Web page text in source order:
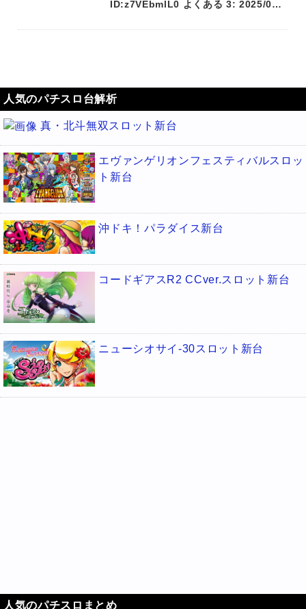
ID:z7VEbmlL0 よくある 3: 2025/0…
人気のパチスロ台解析
真・北斗無双スロット新台
エヴァンゲリオンフェスティバルスロッ
ト新台
沖ドキ！パラダイス新台
コードギアスR2 CCver.スロット新台
ニューシオサイ-30スロット新台
人気のパチスロまとめ